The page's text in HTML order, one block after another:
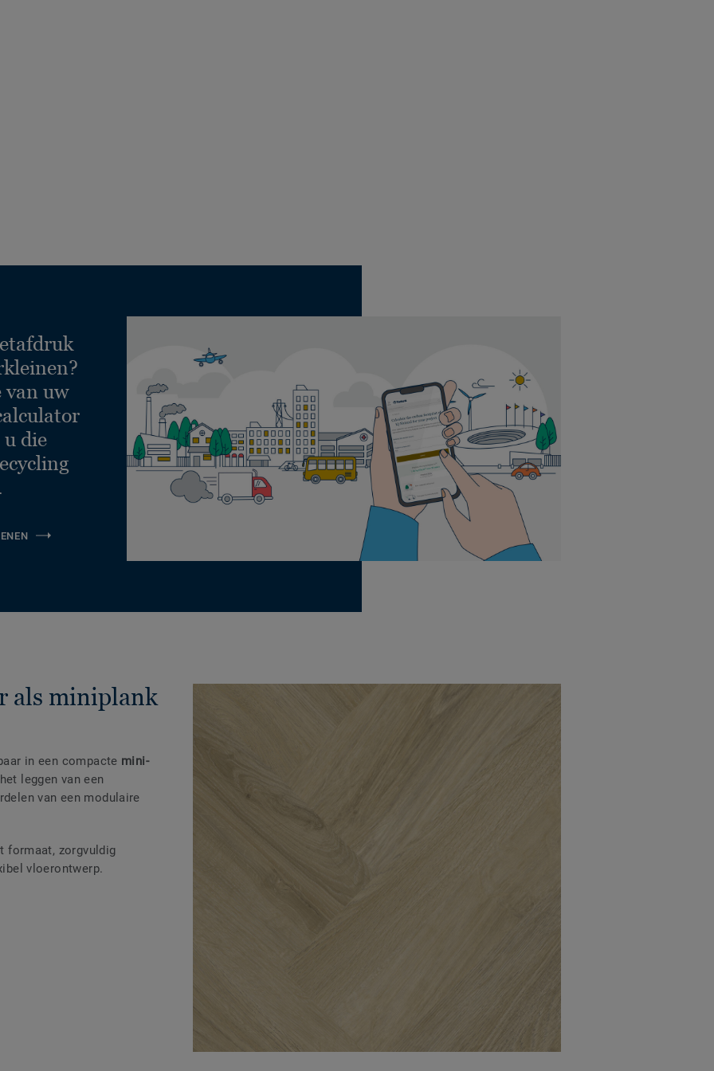
van uw
die
als miniplank
in een compacte mini-
leggen van een
van een modulaire
formaat, zorgvuldig
vloerontwerp.